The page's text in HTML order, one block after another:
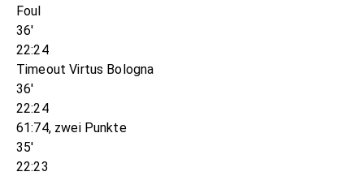
Foul
36'
22:24
Timeout Virtus Bologna
36'
22:24
61:74, zwei Punkte
35'
22:23